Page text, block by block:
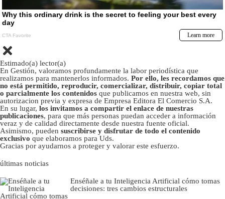
Estimado(a) lector(a)
En Gestión, valoramos profundamente la labor periodística que
realizamos para mantenerlos informados. Por ello, les recordamos que
no está permitido, reproducir, comercializar, distribuir, copiar total
o parcialmente los contenidos que publicamos en nuestra web, sin
autorizacion previa y expresa de Empresa Editora El Comercio S.A.
En su lugar, los invitamos a compartir el enlace de nuestras
publicaciones, para que más personas puedan acceder a información
veraz y de calidad directamente desde nuestra fuente oficial.
Asimismo, pueden suscribirse y disfrutar de todo el contenido
exclusivo que elaboramos para Uds.
Gracias por ayudarnos a proteger y valorar este esfuerzo.
últimas noticias
Enséñale a tu Inteligencia Artificial cómo tomas
decisiones: tres cambios estructurales